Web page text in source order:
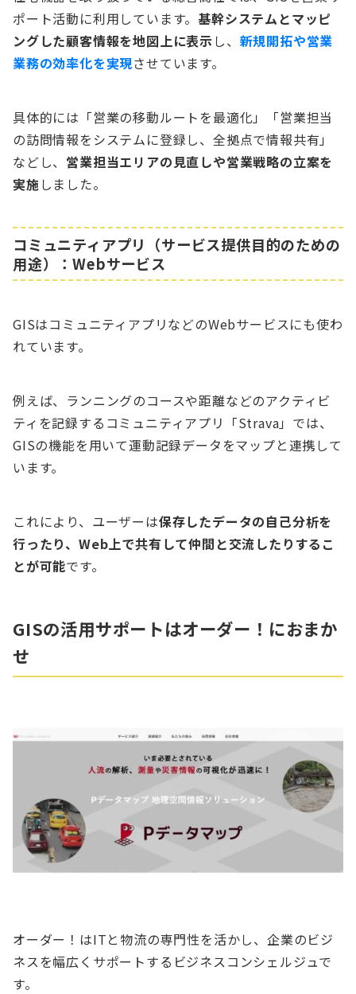
ポート活動に利用しています。基幹システムとマッピ
ングした顧客情報を地図上に表示し、 新規開拓や営業
業務の効率化を実現させています。
具体的には「営業の移動ルートを最適化」「営業担当
の訪問情報をシステムに登録し、全拠点で情報共有」
などし、 営業担当エリアの見直しや営業戦略の立案を
実施しました。
コミュニティアプリ（サービス提供目的のための
用途）：Webサービス
GISはコミュニティアプリなどのWebサービスにも使わ
れています。
例えば、ランニングのコースや距離などのアクティビ
ティを記録するコミュニティアプリ「Strava」では、
GISの機能を用いて運動記録データをマップと連携して
います。
これにより、ユーザーは保存したデータの自己分析を
行ったり、Web上で共有して仲間と交流したりするこ
とが可能です。
GISの活用サポートはオーダー！におまか
せ
オーダー！はITと物流の専門性を活かし、企業のビジ
ネスを幅広くサポートするビジネスコンシェルジュで
す。